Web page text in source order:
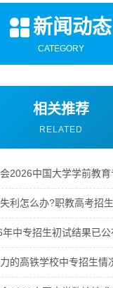
新闻动态
CATEGORY
相关推荐
RELATED